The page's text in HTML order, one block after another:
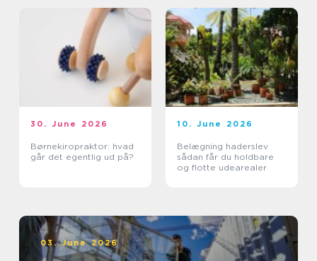
30. June 2026
Børnekiropraktor: hvad
går det egentlig ud på?
10. June 2026
Belægning haderslev
sådan får du holdbare
og flotte udearealer
03. June 2026